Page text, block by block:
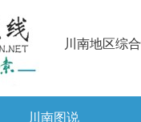
川南地区综
川南图说